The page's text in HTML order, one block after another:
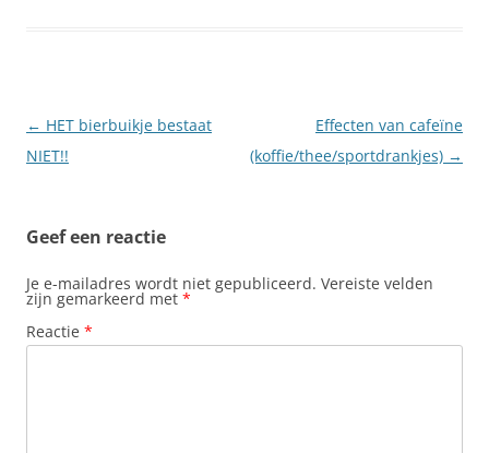
Berichtnavigatie
← HET bierbuikje bestaat
NIET!!
Effecten van cafeïne
(koffie/thee/sportdrankjes) →
Geef een reactie
Je e-mailadres wordt niet gepubliceerd. Vereiste velden
zijn gemarkeerd met *
Reactie *